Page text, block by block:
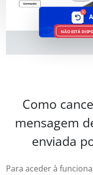
NÃO ESTÁ
Como
mensagem
enviada
Para aceder à